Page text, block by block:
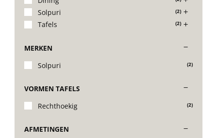
Stoelen
Tafels
Barset
Solpuri (2)
Tafels (2)
MERKEN
Solpuri
(2)
VORMEN TAFELS
Rechthoekig
(2)
AFMETINGEN